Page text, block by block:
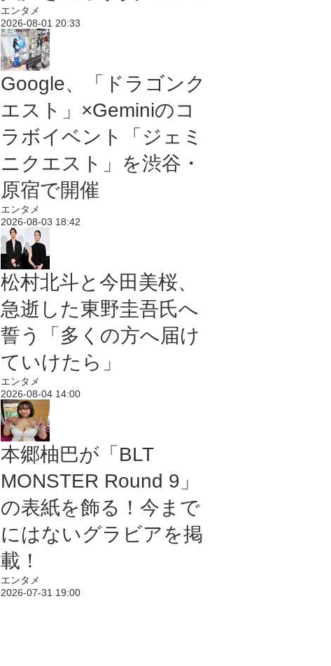
エンタメ
2026-08-01 20:33
Google、「ドラゴンク
エスト」×Geminiのコ
ラボイベント「ジェミ
ニクエスト」を渋谷・
原宿で開催
エンタメ
2026-08-03 18:42
松村北斗と今田美桜、
急逝した東野圭吾氏へ
誓う「多くの方へ届け
ていけたら」
エンタメ
2026-08-04 14:00
本郷柚巴が「BLT
MONSTER Round 9」
の表紙を飾る！今まで
にはないグラビアを掲
載！
エンタメ
2026-07-31 19:00